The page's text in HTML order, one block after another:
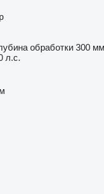
обработки 300 мм
л.с.